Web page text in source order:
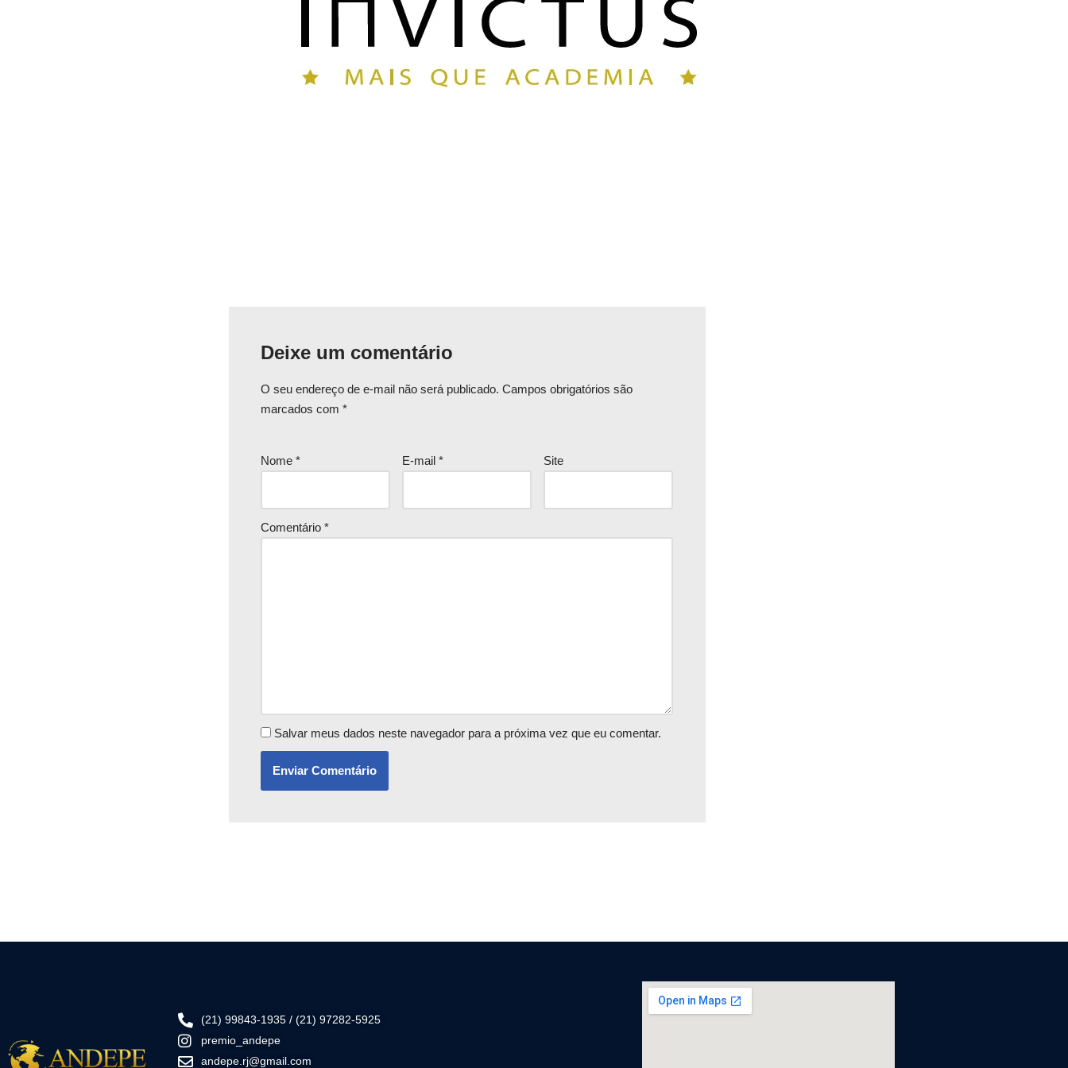
Deixe um comentário
O seu endereço de e-mail não será publicado. Campos obrigatórios são
marcados com *
Nome * E-mail * Site
Comentário *
Salvar meus dados neste navegador para a próxima vez que eu comentar.
(21) 99843-1935 / (21) 97282-5925
premio_andepe
andepe.rj@gmail.com